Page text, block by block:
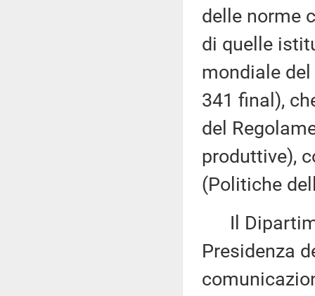
delle norme
di quelle
mondiale
341 final),
del
produttive),
(Politiche
Il
Presidenza